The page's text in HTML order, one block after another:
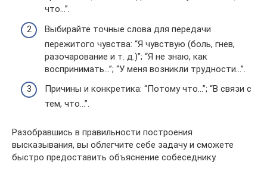
что…”.
Выбирайте точные слова для передачи
пережитого чувства: “Я чувствую (боль, гнев,
разочарование и т. д.)”; “Я не знаю, как
воспринимать…”; “У меня возникли трудности…”.
Причины и конкретика: “Потому что…”; “В связи с
тем, что…”.
Разобравшись в правильности построения
высказывания, вы облегчите себе задачу и сможете
быстро предоставить объяснение собеседнику.